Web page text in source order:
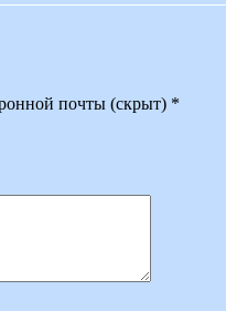
почты (скрыт) *